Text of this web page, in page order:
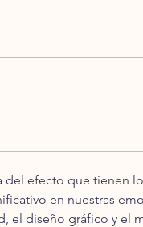
efecto que tienen
en nuestras
diseño gráfico y el